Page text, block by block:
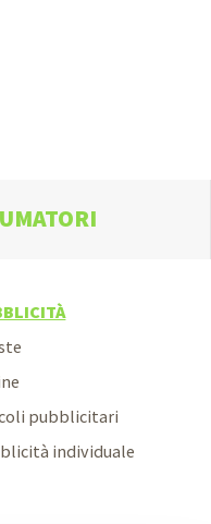
pubblicitari
individuale